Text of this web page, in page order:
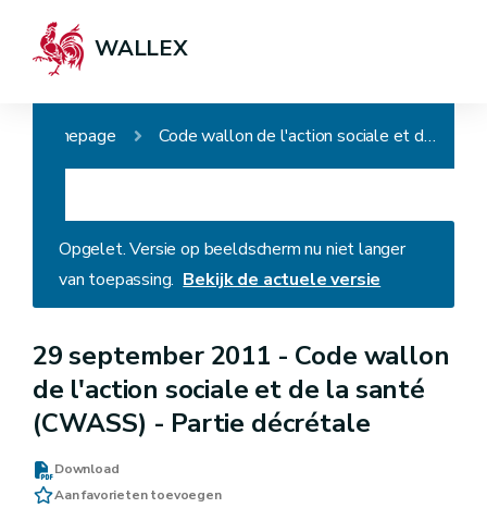
WALLEX
Homepage Code wallon de l'action sociale et de la santé (CWASS) - Partie décrétale
Opgelet. Versie op beeldscherm nu niet langer
van toepassing. Bekijk de actuele versie
29 september 2011 - Code wallon
de l'action sociale et de la santé
(CWASS) - Partie décrétale
Download
Aan favorieten toevoegen